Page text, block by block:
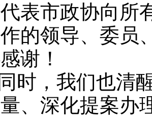
表市政协向所
的领导、委员
谢！
同时，我们也清
、深化提案办